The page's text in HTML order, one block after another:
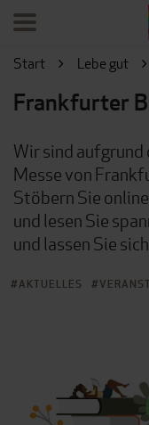
Start Lebe gut
Frankfurter
Wir sind
Messe von
Stöbern Sie
und lesen Sie
und lassen Sie
AKTUELLES